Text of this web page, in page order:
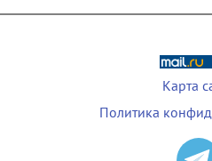
Карта
Политика